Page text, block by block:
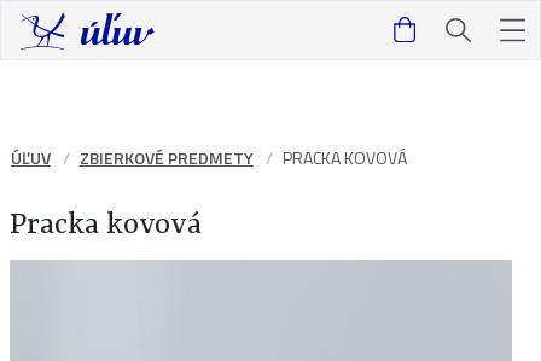
ÚĽUV ZBIERKOVÉ PREDMETY PRACKA KOVOVÁ
Pracka kovová